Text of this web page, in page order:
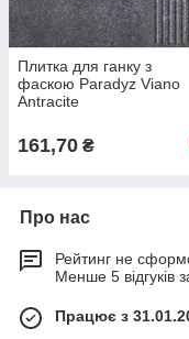
Плитка для ганку з
фаскою Paradyz Viano
Antracite
161,70 ₴
Про нас
Рейтинг не
Менше 5 відгуків
Працює з